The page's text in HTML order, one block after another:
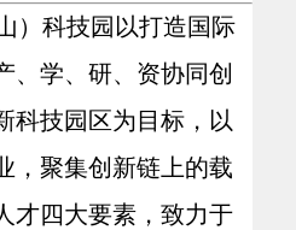
）科技园以打造国际
、学、研、资协同创
科技园区为目标，以
，聚集创新链上的载
才四大要素，致力于